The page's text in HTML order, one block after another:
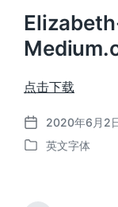
点击下载
发
布
2020年6月2
发
英文字体